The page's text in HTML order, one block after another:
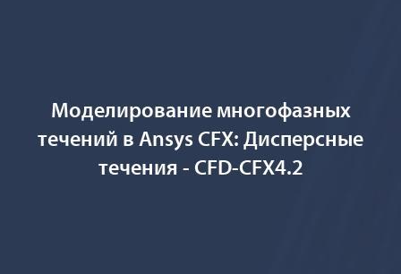
Моделирование многофазных
течений в Ansys CFX: Дисперсные
течения - CFD-CFX4.2